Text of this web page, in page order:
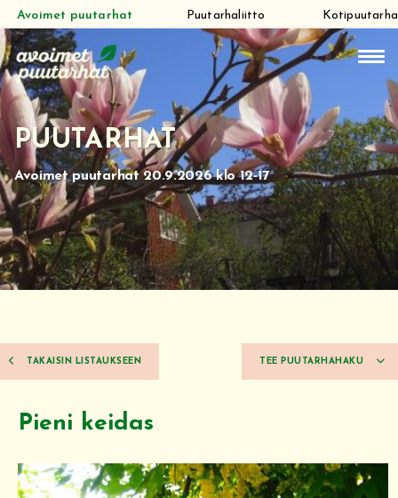
Siirry
suoraan
sisältöön
Avoimet puutarhat Puutarhaliitto Kotipuutarha
PUUTARHAT
Avoimet puutarhat 20.9.2026 klo 12-17
TAKAISIN LISTAUKSEEN TEE PUUTARHAHAKU
Pieni keidas